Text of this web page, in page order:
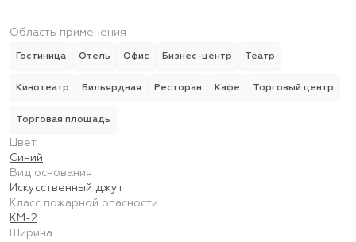
Область применения
Гостиница Отель Офис Бизнес-центр Театр
Кинотеатр Бильярдная Ресторан Кафе Торговый центр
Торговая площадь
Цвет
Синий
Вид основания
Искусственный джут
Класс пожарной опасности
КМ-2
Ширина